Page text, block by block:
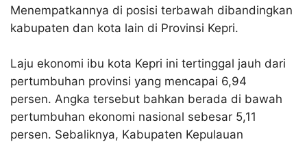
Menempatkannya di posisi terbawah dibandingkan
kabupaten dan kota lain di Provinsi Kepri.
Laju ekonomi ibu kota Kepri ini tertinggal jauh dari
pertumbuhan provinsi yang mencapai 6,94
persen. Angka tersebut bahkan berada di bawah
pertumbuhan ekonomi nasional sebesar 5,11
persen. Sebaliknya, Kabupaten Kepulauan